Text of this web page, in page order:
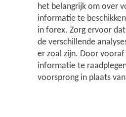
het belangrijk om over
informatie te
in forex. Zorg ervoor
de verschillende
er zoal zijn. Door vooraf
informatie te
voorsprong in plaats